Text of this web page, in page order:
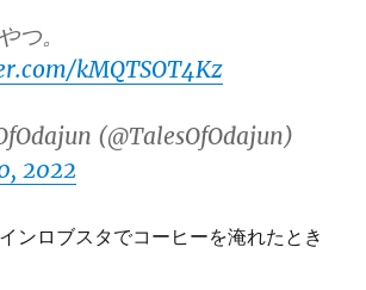
つ。
kMQTSOT4Kz
(@TalesOfOdajun)
2022
ンロブスタでコーヒーを淹れたとき